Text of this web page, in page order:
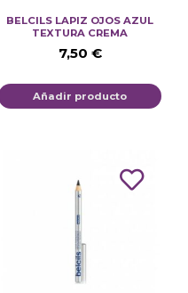
BELCILS LAPIZ OJOS AZUL
TEXTURA CREMA
7,50 €
Añadir producto